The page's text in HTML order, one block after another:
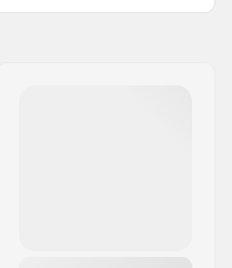
Avant, Réversible,